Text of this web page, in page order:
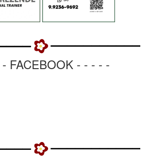
FACEBOOK - - - - -